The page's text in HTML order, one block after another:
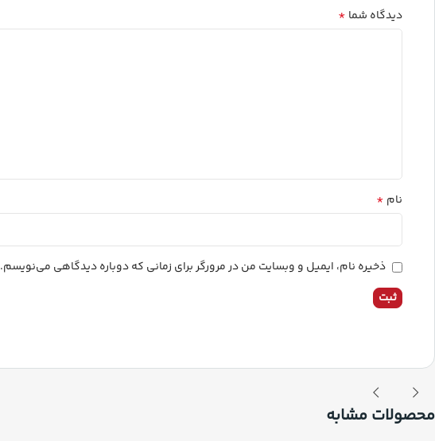
دیدگاه شما *
نام *
ذخیره نام، ایمیل و وبسایت من در مرورگر برای زمانی که دوباره دیدگاهی می‌نویسم.
محصولات مشابه